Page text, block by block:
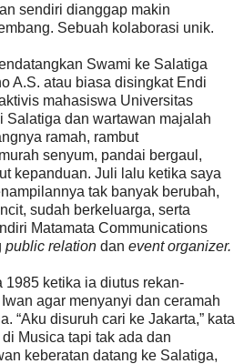
sendiri dianggap makin
Sebuah kolaborasi unik.
Swami ke Salatiga
A.S. atau biasa disingkat Endi
mahasiswa Universitas
Salatiga dan wartawan majalah
ramah, rambut
senyum, pandai bergaul,
kepanduan. Juli lalu ketika saya
tak banyak berubah,
sudah berkeluarga, serta
Matamata Communications
public relation dan event organizer.
1985 ketika ia diutus rekan-
agar menyanyi dan ceramah
“Aku disuruh cari ke Jakarta,” kata
Musica tapi tak ada dan
keberatan datang ke Salatiga,